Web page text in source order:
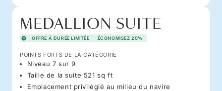
MEDALLION SUITE
OFFRE À DURÉE LIMITÉE ÉCONOMISEZ 20%
POINTS FORTS DE LA CATÉGORIE
Niveau 7 sur 9
Taille de la suite 521 sq ft
Emplacement privilégié au milieu du navire